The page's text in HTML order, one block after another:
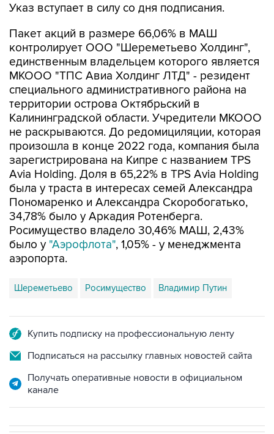
Указ вступает в силу со дня подписания.
Пакет акций в размере 66,06% в МАШ
контролирует ООО "Шереметьево Холдинг",
единственным владельцем которого является
МКООО "ТПС Авиа Холдинг ЛТД" - резидент
специального административного района на
территории острова Октябрьский в
Калининградской области. Учредители МКООО
не раскрываются. До редомициляции, которая
произошла в конце 2022 года, компания была
зарегистрирована на Кипре с названием TPS
Avia Holding. Доля в 65,22% в TPS Avia Holding
была у траста в интересах семей Александра
Пономаренко и Александра Скоробогатько,
34,78% было у Аркадия Ротенберга.
Росимущество владело 30,46% МАШ, 2,43%
было у "Аэрофлота", 1,05% - у менеджмента
аэропорта.
Шереметьево Росимущество Владимир Путин
Купить подписку на профессиональную ленту
Подписаться на рассылку главных новостей сайта
Получать оперативные новости в официальном
канале